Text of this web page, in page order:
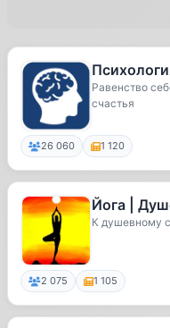
Равенство
счастья
26 060 1 120
Йога |
К душевному
2 075 1 105